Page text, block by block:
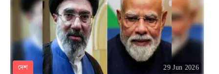
দেশ 29 Jun 2026